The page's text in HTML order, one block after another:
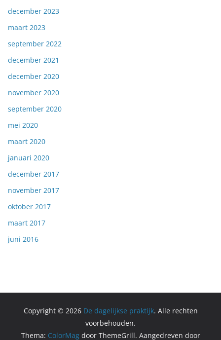
december 2023
maart 2023
september 2022
december 2021
december 2020
november 2020
september 2020
mei 2020
maart 2020
januari 2020
december 2017
november 2017
oktober 2017
maart 2017
juni 2016
Copyright © 2026 De dagelijkse praktijk. Alle rechten
voorbehouden.
Thema: ColorMagdoor ThemeGrill. Aangedreven door